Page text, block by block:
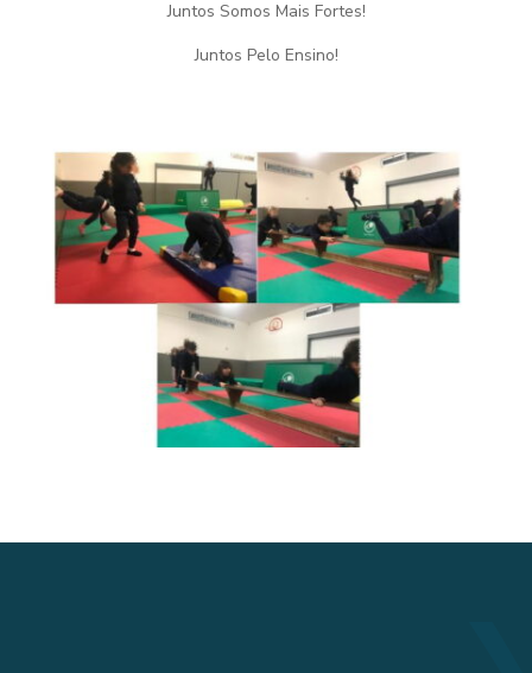
Juntos Somos Mais Fortes!
Juntos Pelo Ensino!